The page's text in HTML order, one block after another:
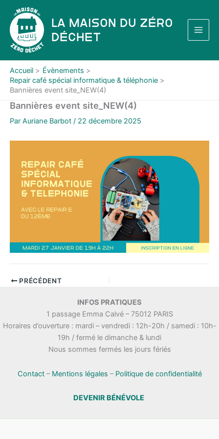
contenu
La Maison du Zéro
Déchet
Accueil
Évènements
Repair café spécial informatique & téléphonie
Bannières event site_NEW(4)
Bannières event site_NEW(4)
Par Auriane Barbot / 22 décembre 2025
PRÉCÉDENT
INFOS PRATIQUES
1 passage Emma Calvé – 75012 PARIS
Horaires d’ouverture : mardi – vendredi : 12h-20h / samedi : 10h-
19h / fermé le dimanche & lundi
Nous sommes fermés les jours fériés
Contact– Mentions légales – Politique de confidentialité
DEVENIR BÉNÉVOLE